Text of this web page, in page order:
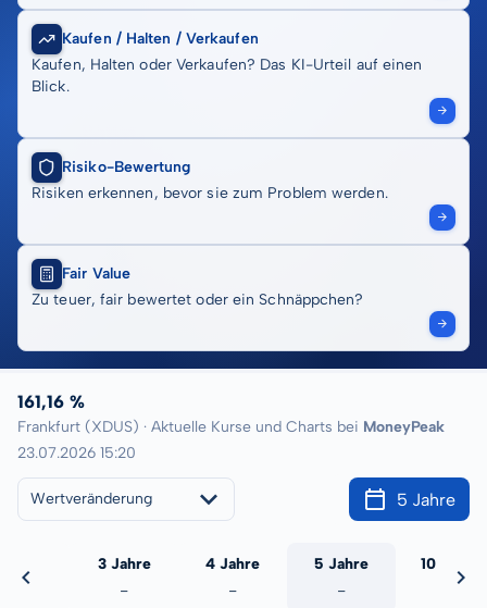
Kaufen / Halten / Verkaufen
Kaufen, Halten oder Verkaufen? Das KI-Urteil auf einen
Blick.
Risiko-Bewertung
Risiken erkennen, bevor sie zum Problem werden.
Fair Value
Zu teuer, fair bewertet oder ein Schnäppchen?
161,16 %
Frankfurt (XDUS) · Aktuelle Kurse und Charts bei MoneyPeak
23.07.2026 15:20
Wertveränderung 5 Jahre
3 Jahre
-
4 Jahre
-
5 Jahre
-
10 Jahre